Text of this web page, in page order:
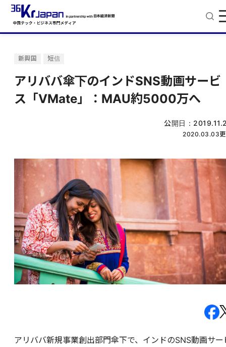
新興国 短信
アリババ傘下のインドSNS動画サービ
ス「VMate」：MAU約5000万へ
公開日：
2020.03.03
アリババ新規事業創出部門傘下で、インドのSNS動画サー